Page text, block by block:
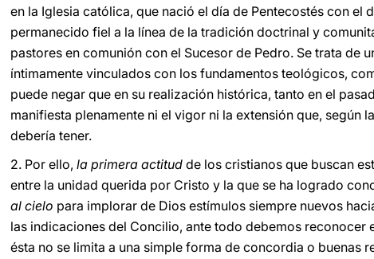
en la Iglesia católica, que nació el día de Pentecostés con
permanecido fiel a la línea de la tradición doctrinal y
pastores en comunión con el Sucesor de Pedro. Se trata de
íntimamente vinculados con los fundamentos teológicos,
puede negar que en su realización histórica, tanto en el
manifiesta plenamente ni el vigor ni la extensión que, según
debería tener.
2. Por ello, la primera actitud de los cristianos que buscan
entre la unidad querida por Cristo y la que se ha logrado
al cielo para implorar de Dios estímulos siempre nuevos
las indicaciones del Concilio, ante todo debemos reconocer
ésta no se limita a una simple forma de concordia o buenas